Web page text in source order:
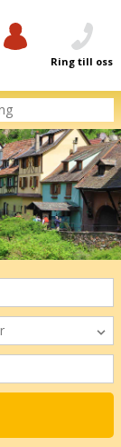
Ring till oss